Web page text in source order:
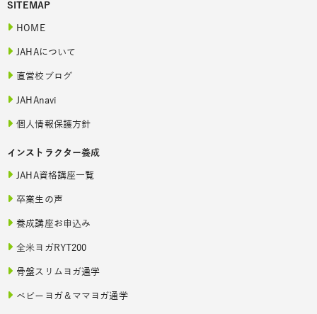
SITEMAP
HOME
JAHAについて
直営校ブログ
JAHAnavi
個人情報保護方針
インストラクター養成
JAHA資格講座一覧
卒業生の声
養成講座お申込み
全米ヨガRYT200
骨盤スリムヨガ通学
ベビーヨガ＆ママヨガ通学